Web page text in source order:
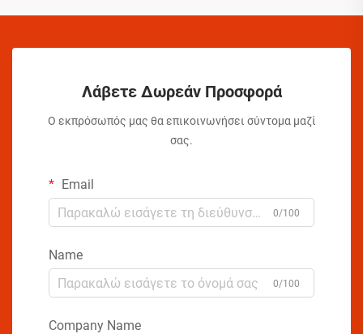
Λάβετε Δωρεάν Προσφορά
Ο εκπρόσωπός μας θα επικοινωνήσει σύντομα μαζί
σας.
Email
0/100
Name
0/100
Company Name